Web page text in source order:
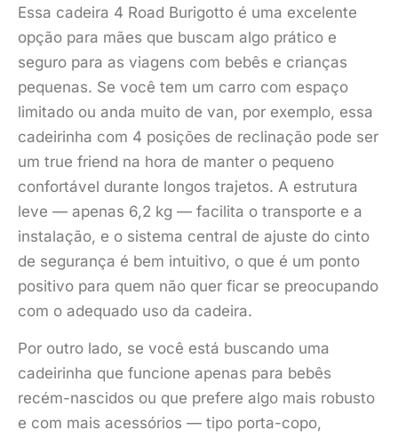
Essa cadeira 4 Road Burigotto é uma excelente
opção para mães que buscam algo prático e
seguro para as viagens com bebês e crianças
pequenas. Se você tem um carro com espaço
limitado ou anda muito de van, por exemplo, essa
cadeirinha com 4 posições de reclinação pode ser
um true friend na hora de manter o pequeno
confortável durante longos trajetos. A estrutura
leve — apenas 6,2 kg — facilita o transporte e a
instalação, e o sistema central de ajuste do cinto
de segurança é bem intuitivo, o que é um ponto
positivo para quem não quer ficar se preocupando
com o adequado uso da cadeira.
Por outro lado, se você está buscando uma
cadeirinha que funcione apenas para bebês
recém-nascidos ou que prefere algo mais robusto
e com mais acessórios — tipo porta-copo,